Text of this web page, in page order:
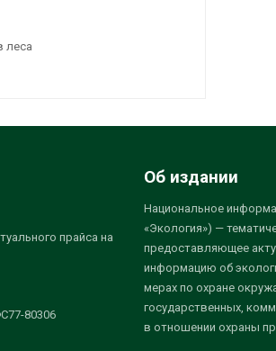
леса
прайса на
80306
Об издании
Национальное
«Экология») —
предоставляющее
информацию об
мерах по охране
государственных,
в отношении охраны